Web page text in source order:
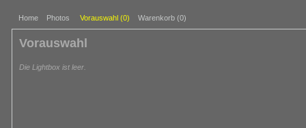
Home Photos Vorauswahl (0) Warenkorb (0)
Vorauswahl
Die Lightbox ist leer.